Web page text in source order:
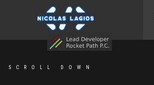
SCROLL DOWN